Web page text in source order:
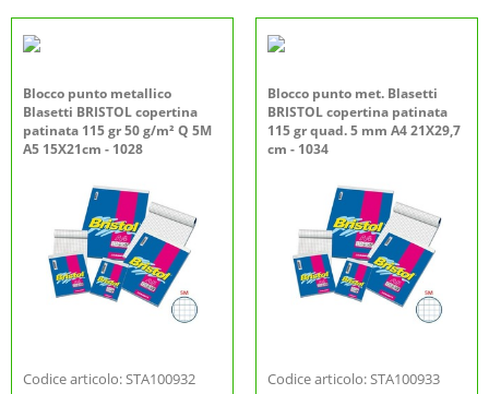
Blocco punto metallico
Blasetti BRISTOL copertina
patinata 115 gr 50 g/m² Q 5M
A5 15X21cm - 1028
Codice articolo: STA100932
Blocco punto met. Blasetti
BRISTOL copertina patinata
115 gr quad. 5 mm A4 21X29,7
cm - 1034
Codice articolo: STA100933